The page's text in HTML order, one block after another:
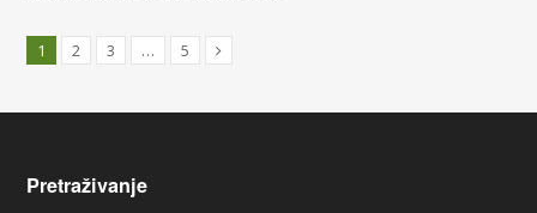
1 2 3 … 5
Pretraživanje